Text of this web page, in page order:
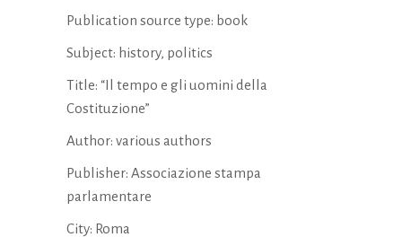
Publication source type: book
Subject: history, politics
Title: “Il tempo e gli uomini della
Costituzione”
Author: various authors
Publisher: Associazione stampa
parlamentare
City: Roma